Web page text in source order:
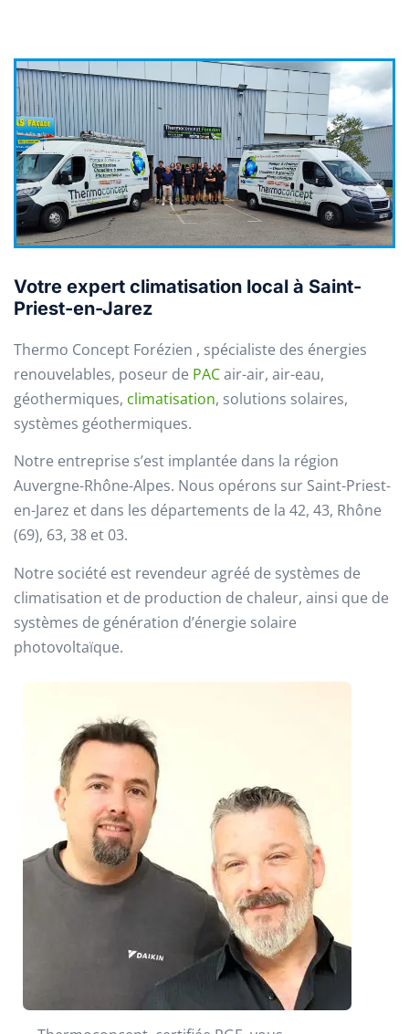
Votre expert climatisation local à Saint-
Priest-en-Jarez
Thermo Concept Forézien , spécialiste des énergies
renouvelables, poseur de PACair-air, air-eau,
géothermiques, climatisation, solutions solaires,
systèmes géothermiques.
Notre entreprise s’est implantée dans la région
Auvergne-Rhône-Alpes. Nous opérons sur Saint-Priest-
en-Jarez et dans les départements de la 42, 43, Rhône
(69), 63, 38 et 03.
Notre société est revendeur agréé de systèmes de
climatisation et de production de chaleur, ainsi que de
systèmes de génération d’énergie solaire
photovoltaïque.